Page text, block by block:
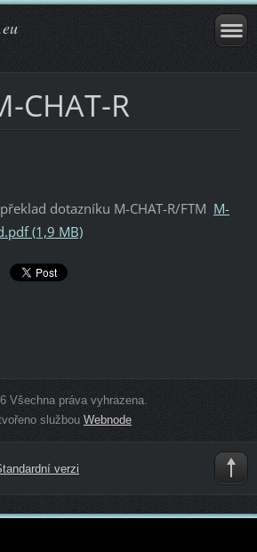
CHAT-R
dotazníku M-CHAT-R/FTM M-
(1,9 MB)
Všechna práva vyhrazena.
službou Webnode
verzi